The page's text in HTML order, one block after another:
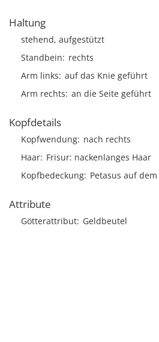
Haltung
stehend, aufgestützt
Standbein
rechts
Arm links auf das Knie geführt
Arm rechts an die Seite geführt
Kopfdetails
Kopfwendung nach rechts
Haar Frisur nackenlanges Haar
Kopfbedeckung Petasus auf
Attribute
Götterattribut Geldbeutel